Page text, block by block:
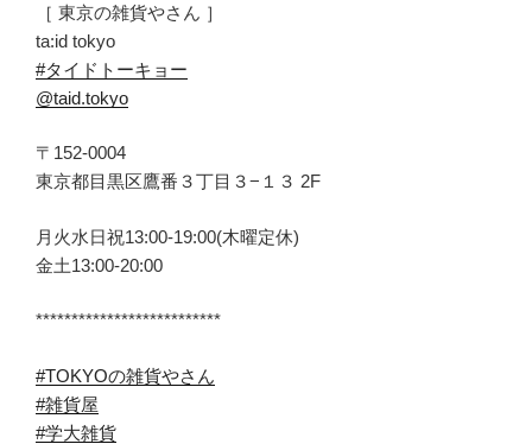
［ 東京の雑貨やさん ］
ta:id tokyo
#タイドトーキョー
@taid.tokyo
〒152-0004
東京都目黒区鷹番３丁目３−１３ 2F
月火水日祝13:00-19:00(木曜定休)
金土13:00-20:00
**************************
#TOKYOの雑貨やさん
#雑貨屋
#学大雑貨